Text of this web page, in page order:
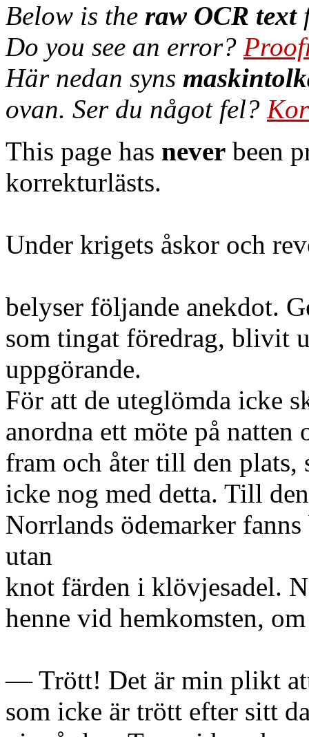
Below is the raw OCR text
Do you see an error?
Här nedan syns
ovan. Ser du något fel?
This page has never been
korrekturlästs.
Under krigets åskor och
belyser följande anekdot.
som tingat föredrag, blivit
uppgörande.
För att de uteglömda icke
anordna ett möte på
fram och åter till den
icke nog med detta. Till
Norrlands ödemarker
utan
knot färden i klövjesadel.
henne vid hemkomsten,
— Trött! Det är min plikt
som icke är trött efter sitt